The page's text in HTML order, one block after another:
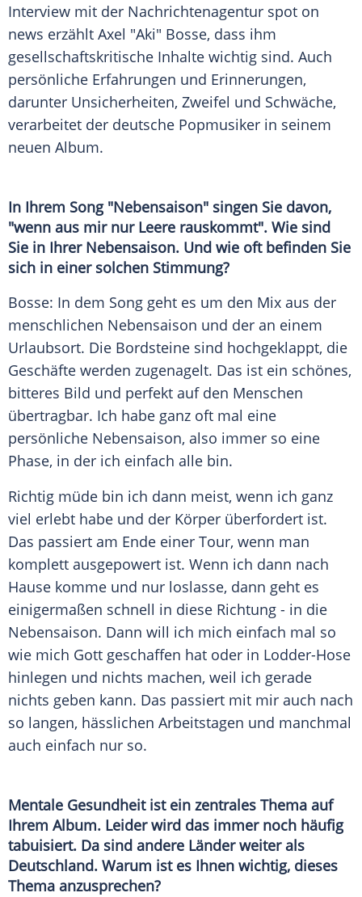
Interview mit der Nachrichtenagentur spot on
news erzählt Axel "Aki" Bosse, dass ihm
gesellschaftskritische Inhalte wichtig sind. Auch
persönliche Erfahrungen und Erinnerungen,
darunter Unsicherheiten, Zweifel und Schwäche,
verarbeitet der deutsche Popmusiker in seinem
neuen Album.
In Ihrem Song "Nebensaison" singen Sie davon,
"wenn aus mir nur Leere rauskommt". Wie sind
Sie in Ihrer Nebensaison. Und wie oft befinden Sie
sich in einer solchen Stimmung?
Bosse: In dem Song geht es um den Mix aus der
menschlichen Nebensaison und der an einem
Urlaubsort. Die Bordsteine sind hochgeklappt, die
Geschäfte werden zugenagelt. Das ist ein schönes,
bitteres Bild und perfekt auf den Menschen
übertragbar. Ich habe ganz oft mal eine
persönliche Nebensaison, also immer so eine
Phase, in der ich einfach alle bin.
Richtig müde bin ich dann meist, wenn ich ganz
viel erlebt habe und der Körper überfordert ist.
Das passiert am Ende einer Tour, wenn man
komplett ausgepowert ist. Wenn ich dann nach
Hause komme und nur loslasse, dann geht es
einigermaßen schnell in diese Richtung - in die
Nebensaison. Dann will ich mich einfach mal so
wie mich Gott geschaffen hat oder in Lodder-Hose
hinlegen und nichts machen, weil ich gerade
nichts geben kann. Das passiert mit mir auch nach
so langen, hässlichen Arbeitstagen und manchmal
auch einfach nur so.
Mentale Gesundheitist ein zentrales Thema auf
Ihrem Album. Leider wird das immer noch häufig
tabuisiert. Da sind andere Länder weiter als
Deutschland. Warum ist es Ihnen wichtig, dieses
Thema anzusprechen?